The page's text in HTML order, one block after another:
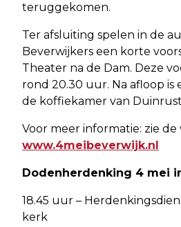
teruggekomen.
Ter afsluiting spelen in de
Beverwijkers een korte
Theater na de Dam. Deze
rond 20.30 uur. Na afloop is
de koffiekamer van
Voor meer informatie: zie de
www.4meibeverwijk.nl
Dodenherdenking 4 mei
18.45 uur –
kerk